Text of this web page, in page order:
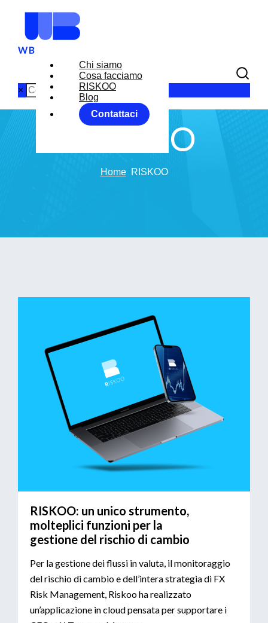
Chi siamo
Cosa facciamo
RISKOO
Blog
Contattaci
×
RISKOO
Home RISKOO
RISKOO: un unico strumento,
molteplici funzioni per la
gestione del rischio di cambio
Per la gestione dei flussi in valuta, il monitoraggio
del rischio di cambio e dell’intera strategia di FX
Risk Management, Riskoo ha realizzato
un’applicazione in cloud pensata per supportare i